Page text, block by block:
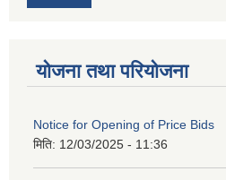
योजना तथा परियोजना
Notice for Opening of Price Bids
मिति: 12/03/2025 - 11:36